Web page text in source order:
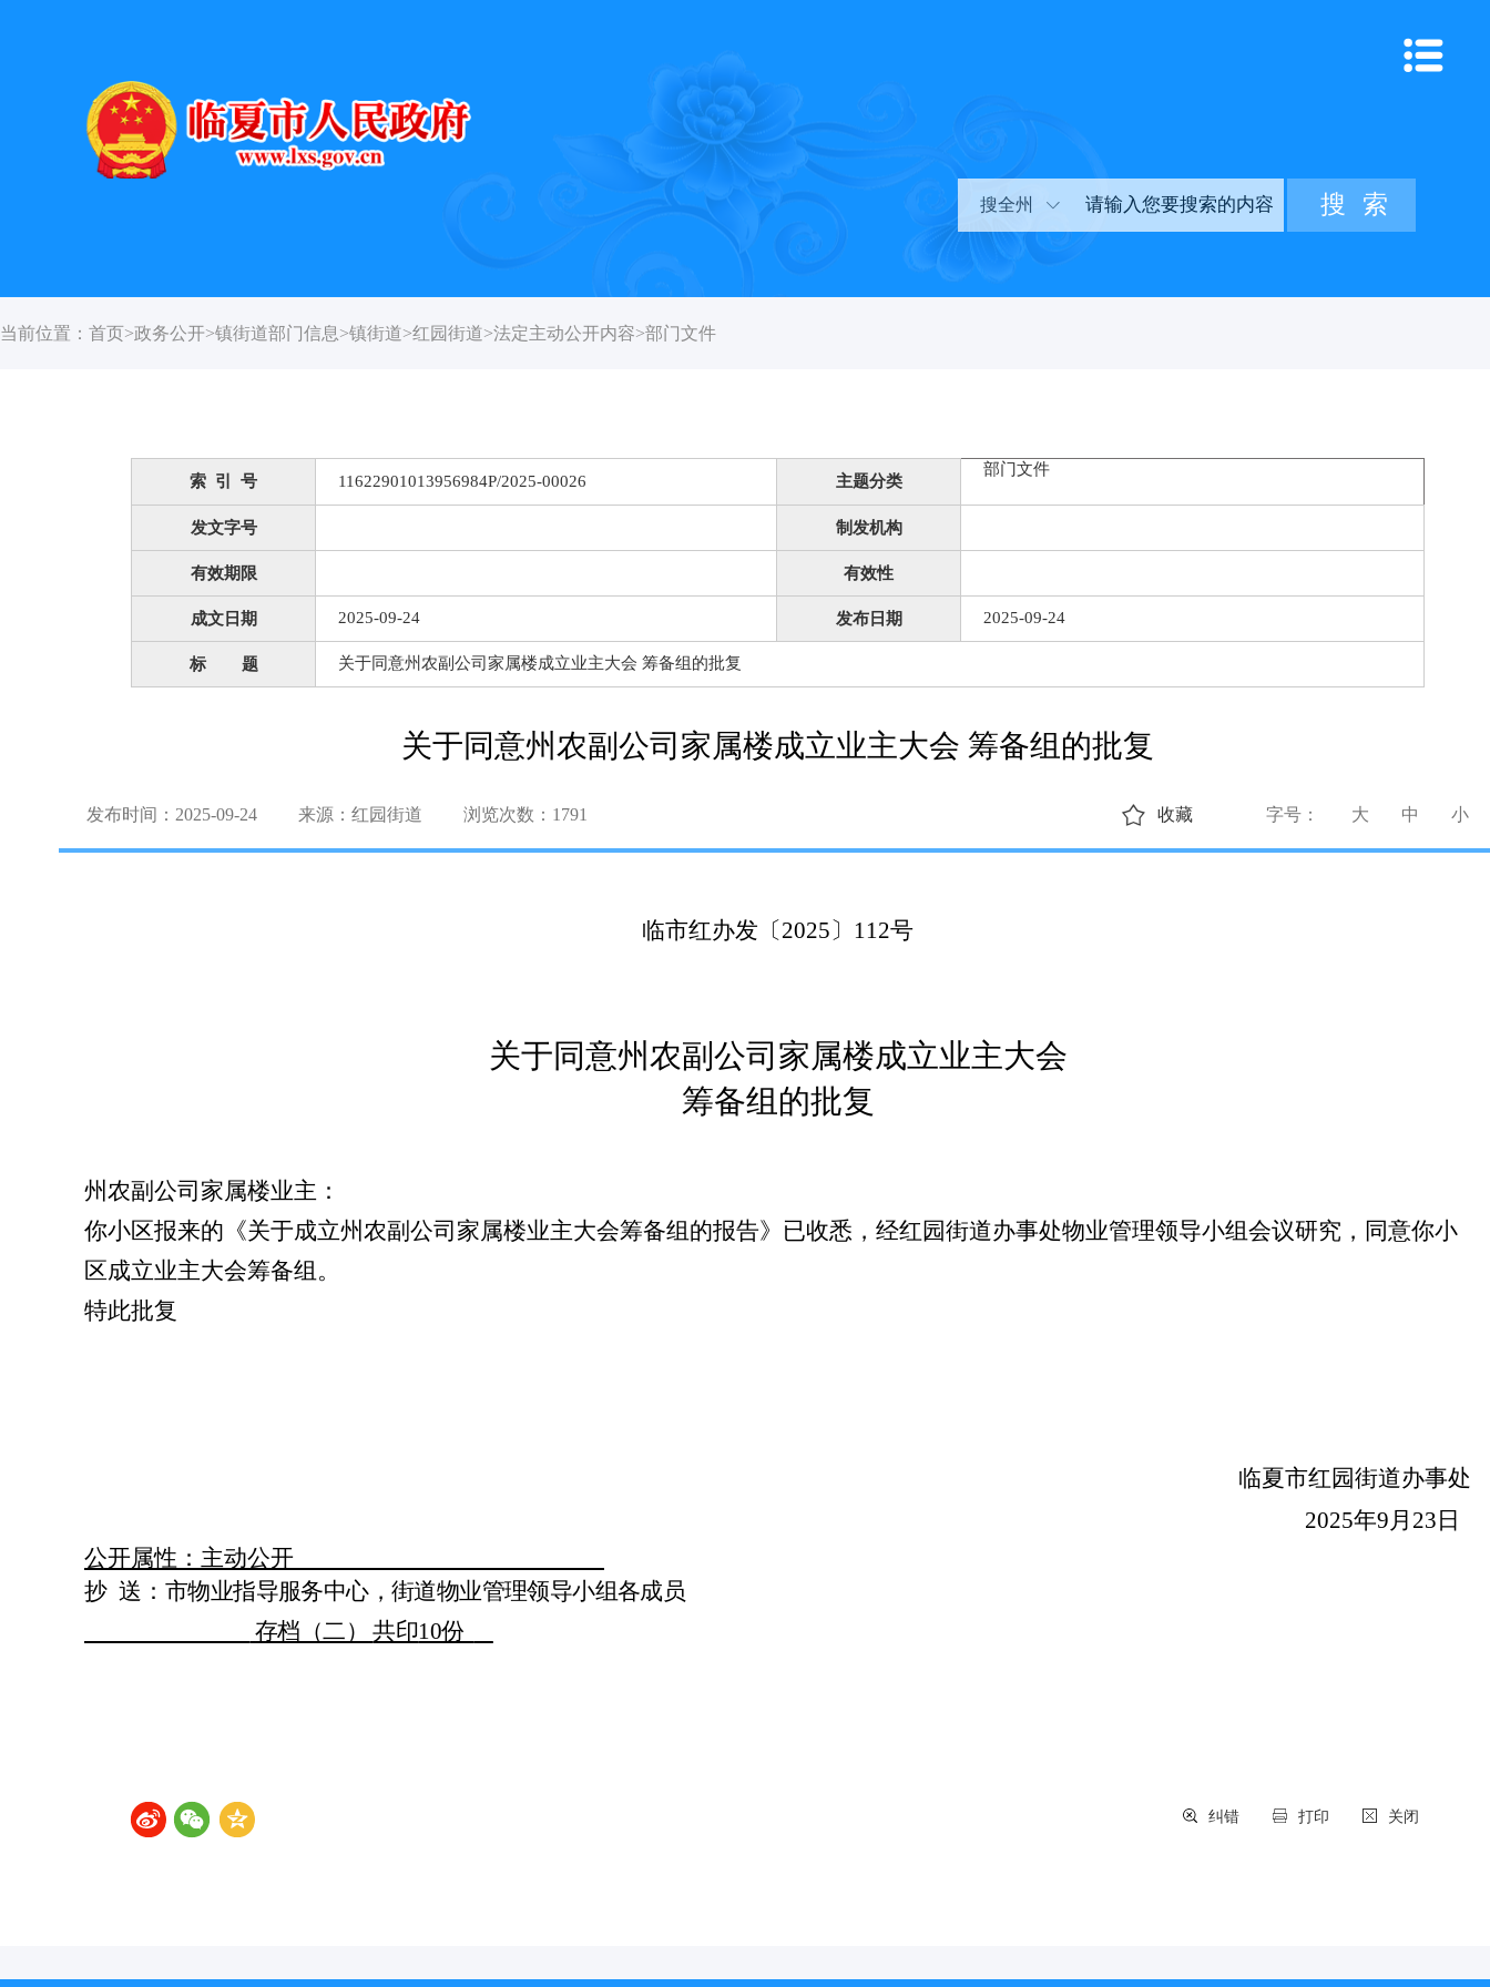
搜全州
当前位置： 首页>政务公开>镇街道部门信息>镇街道>红园街道>法定主动公开内容>部门文件
索 引 号 11622901013956984P/2025-00026 主题分类
部门文件
发文字号 制发机构
有效期限 有效性
成文日期 2025-09-24 发布日期 2025-09-24
标 题 关于同意州农副公司家属楼成立业主大会 筹备组的批复
关于同意州农副公司家属楼成立业主大会 筹备组的批复
发布时间：2025-09-24 来源：红园街道 浏览次数： 1791 字号： 大 中 小
收藏
临市红办发〔2025〕 112号
关于同意州农副公司家属楼成立业主大会
筹备组的批复
州农副公司家属楼业主 ：
你小区报来的《关于成立州农副公司家属楼业主大会筹备组的报告》已收悉，经红园街道办事处物业管理领导小组会议研究，同意你小
区成立业主大会筹备组。
特此批复
临夏市红园街道办事处
2025年9月23日
公开属性：主动公开
抄 送： 市物业指导服务中心，街道物业管理领导小组各成员
存档（二）
共印10份
关闭
打印
纠错